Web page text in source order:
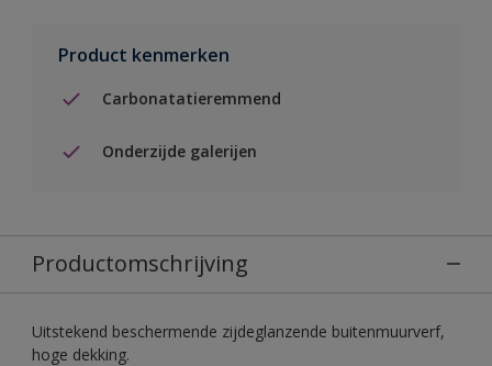
Product kenmerken
Carbonatatieremmend
Onderzijde galerijen
Productomschrijving
Uitstekend beschermende zijdeglanzende buitenmuurverf,
hoge dekking.